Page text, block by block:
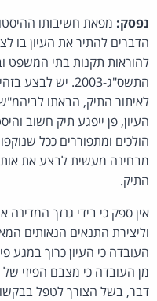
נפסק: מפאת חשיבותו
הדברים להתיר את העיון בו
להוראות תקנות בתי המשפט
התשס"ג-2003. יש
לאיתור התיק, הבאתו
העיון, פן ייפגע תיק חשוב
הולכים ומתפוררים ככל
מבחינה מעשית לבצע את
התיק.
אין ספק כי בידי גנזך המדינה
וליצירת התנאים הנאותים
העובדה כי העיון כרוך במגע
מן העובדה כי מצבם הפיזי
דבר, בשל הצורך לטפל